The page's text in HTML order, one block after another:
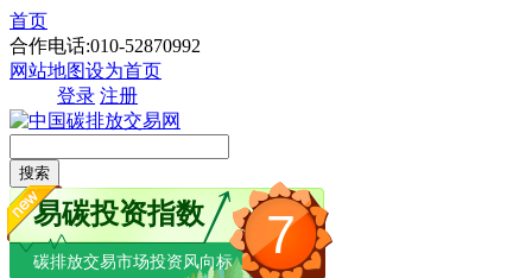
首页
合作电话:010-52870992
网站地图设为首页
登录 注册
搜索
7
易碳投资指数
碳排放交易市场投资风向标